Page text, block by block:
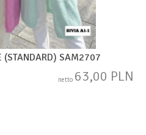
(STANDARD) SAM2707
netto 63,00 PLN